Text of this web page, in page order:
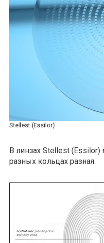
Stellest (Essilor)
В линзах Stellest (Essilor)
разных кольцах разная.